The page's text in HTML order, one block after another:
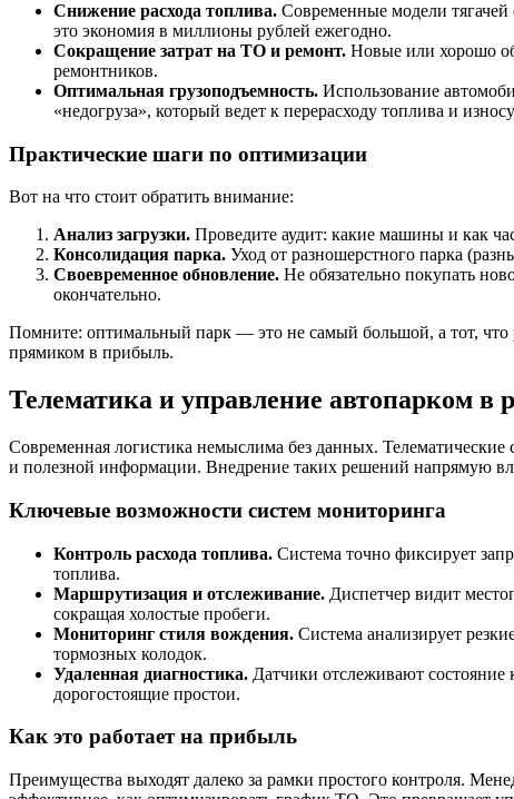
Снижение расхода топлива. Современные модели
это экономия в миллионы рублей ежегодно.
Сокращение затрат на ТО и ремонт. Новые или хорошо
ремонтников.
Оптимальная грузоподъемность. Использование
«недогруза», который ведет к перерасходу топлива и
Практические шаги по оптимизации
Вот на что стоит обратить внимание:
Анализ загрузки. Проведите аудит: какие машины и как
Консолидация парка. Уход от разношерстного парка
Своевременное обновление. Не обязательно покупать
окончательно.
Помните: оптимальный парк — это не самый большой, а тот,
прямиком в прибыль.
Телематика и управление автопарком в
Современная логистика немыслима без данных.
и полезной информации. Внедрение таких решений напрямую
Ключевые возможности систем мониторинга
Контроль расхода топлива. Система точно фиксирует
топлива.
Маршрутизация и отслеживание. Диспетчер видит
сокращая холостые пробеги.
Мониторинг стиля вождения. Система анализирует
тормозных колодок.
Удаленная диагностика. Датчики отслеживают состояние
дорогостоящие простои.
Как это работает на прибыль
Преимущества выходят далеко за рамки простого контроля.